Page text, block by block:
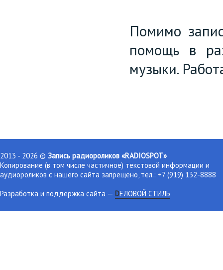
Помимо
помощь в
музыки.
2013 - 2026 © Запись радиороликов «RADIOSPOT»
Копирование (в том числе частичное) текстовой информации и
аудиороликов с нашего сайта запрещено, тел.: +7 (919) 132-8888
Разработка и поддержка сайта — DЕЛОВОЙ СТИЛЬ